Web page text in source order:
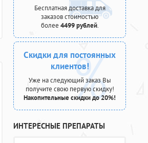
Бесплатная доставка для
заказов стоимостью
более 4499 рублей.
Скидки для постоянных
клиентов!
Уже на следующий заказ Вы
получите свою первую скидку!
Накопительные скидки до 20%!
ИНТЕРЕСНЫЕ ПРЕПАРАТЫ